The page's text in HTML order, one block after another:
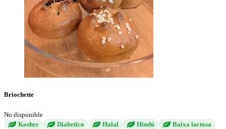
Briochette
No disponible
Kosher
Diabetico Halal Hindú
Baixa lactosa